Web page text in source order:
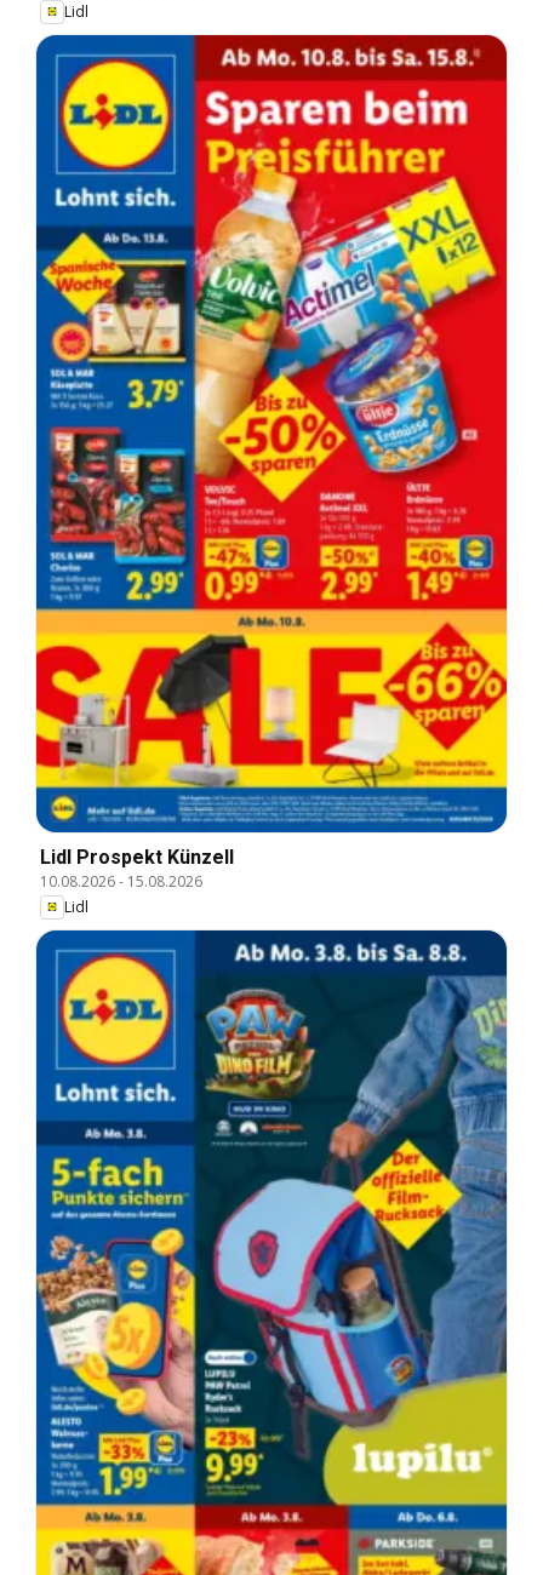
Lidl
Lidl Prospekt Künzell
10.08.2026- 15.08.2026
Lidl